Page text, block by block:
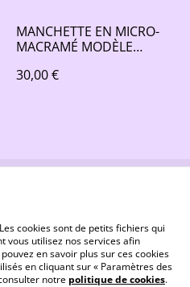
MANCHETTE EN MICRO-
MACRAMÉ MODÈLE
30,00 €
Politique de cookies
cookies sont de petits fichiers qui
vous utilisez nos services afin
en savoir plus sur ces cookies
en cliquant sur « Paramètres des
notre politique de cookies.